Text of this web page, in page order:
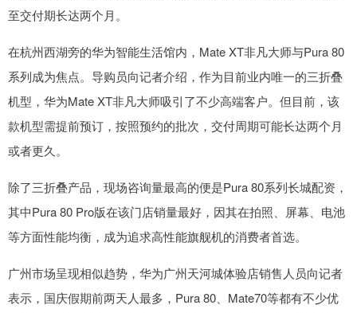
至交付期长达两个月。
在杭州西湖旁的华为智能生活馆内，Mate XT非凡大师与Pura 80
系列成为焦点。导购员向记者介绍，作为目前业内唯一的三折叠
机型，华为Mate XT非凡大师吸引了不少高端客户。但目前，该
款机型需提前预订，按照预约的批次，交付周期可能长达两个月
或者更久。
除了三折叠产品，现场咨询量最高的便是Pura 80系列长城配资，
其中Pura 80 Pro版在该门店销量最好，因其在拍照、屏幕、电池
等方面性能均衡，成为追求高性能旗舰机的消费者首选。
广州市场呈现相似趋势，华为广州天河城体验店销售人员向记者
表示，国庆假期前两天人最多，Pura 80、Mate70等都有不少优